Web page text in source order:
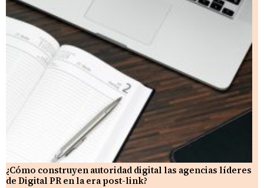
¿Cómo construyen autoridad digital las agencias líderes
de Digital PR en la era post-link?